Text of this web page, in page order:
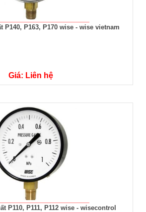
P140, P163, P170 wise - wise vietnam
Giá: Liên hệ
P110, P111, P112 wise - wisecontrol